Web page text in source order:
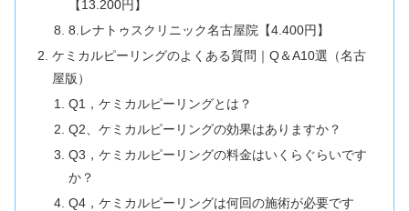
【13.200円】
8.レナトゥスクリニック名古屋院【4.400円】
ケミカルピーリングのよくある質問｜Q＆A10選（名古
屋版）
Q1，ケミカルピーリングとは？
Q2、ケミカルピーリングの効果はありますか？
Q3，ケミカルピーリングの料金はいくらぐらいです
か？
Q4，ケミカルピーリングは何回の施術が必要です